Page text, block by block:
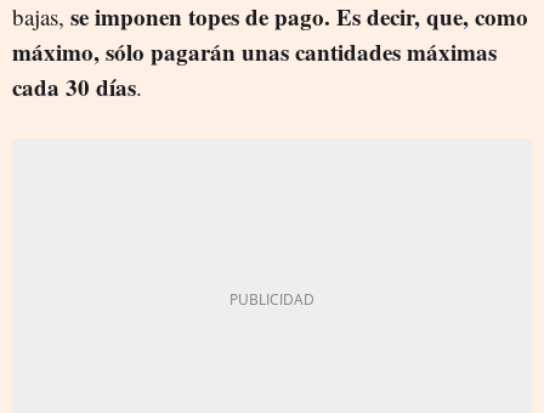
bajas, se imponen topes de pago. Es decir, que, como
máximo, sólo pagarán unas cantidades máximas
cada 30 días.